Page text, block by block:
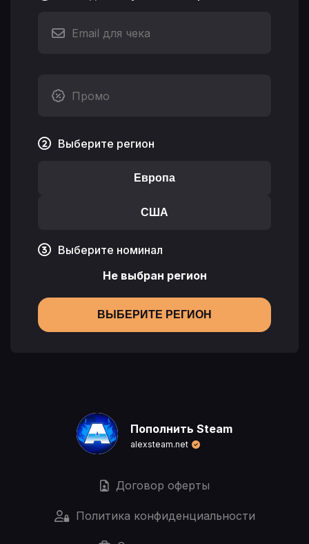
Выберите регион
Европа
США
Выберите номинал
Не выбран регион
ВЫБЕРИТЕ РЕГИОН
Пополнить Steam
alexsteam.net
Договор оферты
Политика конфиденциальности